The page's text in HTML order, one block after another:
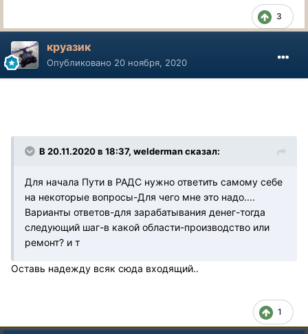
3
круазик
Опубликовано 20 ноября, 2020
В 20.11.2020 в 18:37, welderman сказал:
Для начала Пути в РАДС нужно ответить самому себе
на некоторые вопросы-Для чего мне это надо....
Варианты ответов-для зарабатывания денег-тогда
следующий шаг-в какой области-производство или
ремонт? и т
Оставь надежду всяк сюда входящий..
1